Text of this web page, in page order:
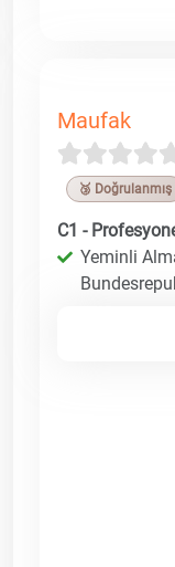
Maufak
🥉 Doğrulanmış
C1 -
Yeminli